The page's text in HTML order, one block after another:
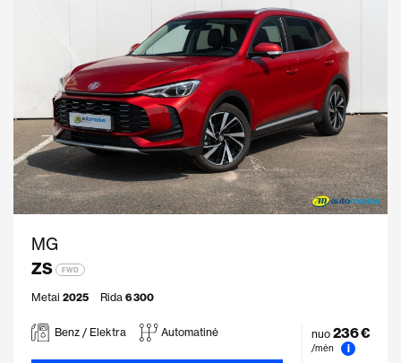
MG
ZS
FWD
Metai 2025 Rida 6 300
Benz / Elektra Automatinė nuo 236 €
/mėn
i